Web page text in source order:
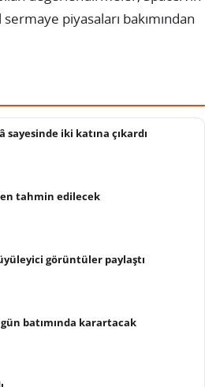
piyasaları bakımından
iki katına çıkardı
tahmin edilecek
görüntüler paylaştı
batımında karartacak